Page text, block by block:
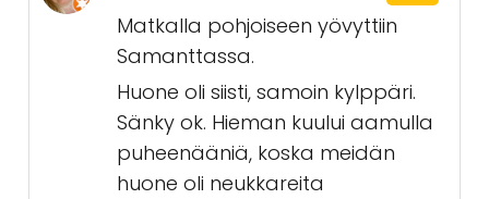
Matkalla pohjoiseen yövyttiin
Samanttassa.
Huone oli siisti, samoin kylppäri.
Sänky ok. Hieman kuului aamulla
puheenääniä, koska meidän
huone oli neukkareita